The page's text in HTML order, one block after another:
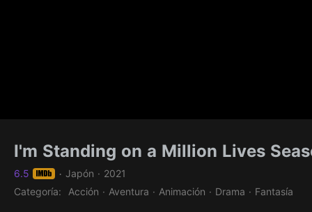
I'm Standing on a Million Lives
6.5 · Japón · 2021
Categoría: Acción · Aventura · Animación · Drama · Fantasía